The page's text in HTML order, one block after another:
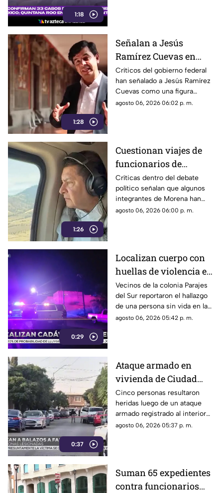
1:18
1:28
Señalan a Jesús
Ramírez Cuevas en
debate sobre regulación
y libertad de expresión
Críticos del gobierno federal
han señalado a Jesús Ramírez
Cuevas como una figura
relevante dentro de la
agosto 06, 2026 06:02 p. m.
1:26
Cuestionan viajes de
funcionarios de
Morena por presuntos
gastos alejados de la
austeridad
Críticas dentro del debate
político señalan que algunos
integrantes de Morena han
sido señalados por realizar
agosto 06, 2026 06:00 p. m.
0:29
Localizan cuerpo con
huellas de violencia en
calles de Parajes del
Sur | VIDEO
Vecinos de la colonia Parajes
del Sur reportaron el hallazgo
de una persona sin vida en la
vía pública.
agosto 06, 2026 05:42 p. m.
0:37
Ataque armado en
vivienda de Ciudad
Juárez deja cinco
personas heridas |
VIDEO
Cinco personas resultaron
heridas luego de un ataque
armado registrado al interior
de un domicilio en el
agosto 06, 2026 05:37 p. m.
Suman 65 expedientes
contra funcionarios